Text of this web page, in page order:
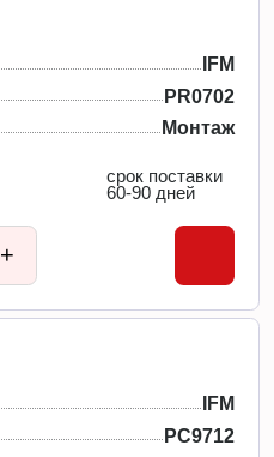
IFM
PR0702
Монтаж
срок поставки
60-90 дней
+
IFM
PC9712